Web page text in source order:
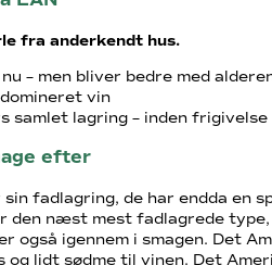
fra anderkendt hus.
– men bliver bedre med
vin
samlet lagring – inden frigivelse
efter
fadlagring, de har endda en
den næst mest fadlagrede
også igennem i smagen. Det
og lidt sødme til vinen. Det